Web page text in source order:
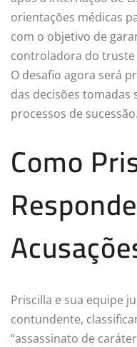
orientações médicas
com o objetivo de
controladora do truste
O desafio agora será
das decisões tomadas
processos de sucessão.
Como
Priscilla e sua equipe
contundente,
“assassinato de